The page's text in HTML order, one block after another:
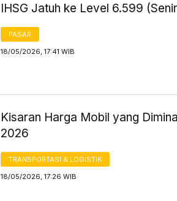
IHSG Jatuh ke Level 6.599
PASAR
18/05/2026, 17:41 WIB
Kisaran Harga Mobil yang
2026
TRANSPORTASI & LOGISTIK
18/05/2026, 17:26 WIB